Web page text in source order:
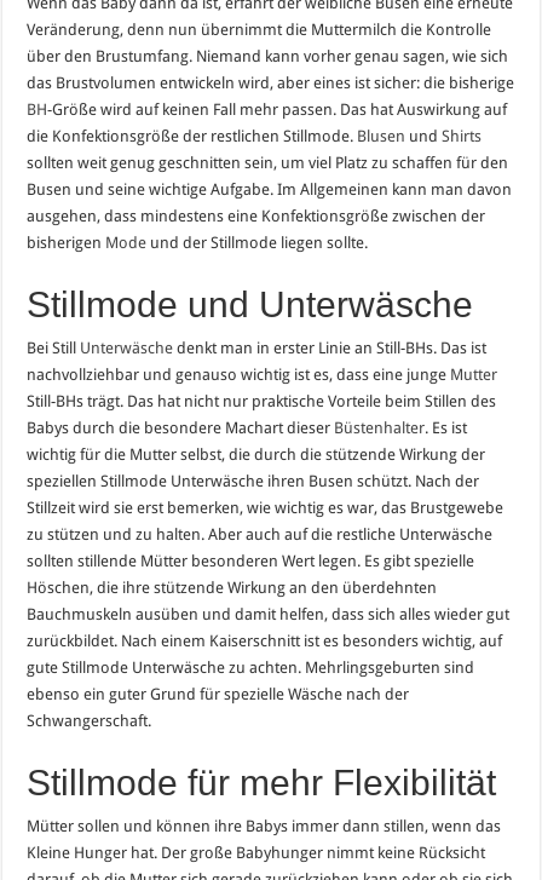
Veränderung, denn nun übernimmt die Muttermilch die Kontrolle
über den Brustumfang. Niemand kann vorher genau sagen, wie sich
das Brustvolumen entwickeln wird, aber eines ist sicher: die bisherige
BH-Größe wird auf keinen Fall mehr passen. Das hat Auswirkung auf
die Konfektionsgröße der restlichen Stillmode. Blusen undShirts
sollten weit genug geschnitten sein, um viel Platz zu schaffen für den
Busen und seine wichtige Aufgabe. Im Allgemeinen kann man davon
ausgehen, dass mindestens eine Konfektionsgröße zwischen der
bisherigen Mode und der Stillmode liegen sollte.
Stillmode und Unterwäsche
Bei Still Unterwäsche denkt man in erster Linie an Still-BHs. Das ist
nachvollziehbar und genauso wichtig ist es, dass eine junge Mutter
Still-BHs trägt. Das hat nicht nur praktische Vorteile beim Stillen des
Babys durch die besondere Machart dieser Büstenhalter. Es ist
wichtig für die Mutter selbst, die durch die stützende Wirkung der
speziellen Stillmode Unterwäsche ihren Busen schützt. Nach der
Stillzeit wird sie erst bemerken, wie wichtig es war, das Brustgewebe
zu stützen und zu halten. Aber auch auf die restliche Unterwäsche
sollten stillende Mütter besonderen Wert legen. Es gibt spezielle
Höschen, die ihre stützende Wirkung an den überdehnten
Bauchmuskeln ausüben und damit helfen, dass sich alles wieder gut
zurückbildet. Nach einem Kaiserschnitt ist es besonders wichtig, auf
gute Stillmode Unterwäsche zu achten. Mehrlingsgeburten sind
ebenso ein guter Grund für spezielle Wäsche nach der
Schwangerschaft.
Stillmode für mehr Flexibilität
Mütter sollen und können ihre Babys immer dann stillen, wenn das
Kleine Hunger hat. Der große Babyhunger nimmt keine Rücksicht